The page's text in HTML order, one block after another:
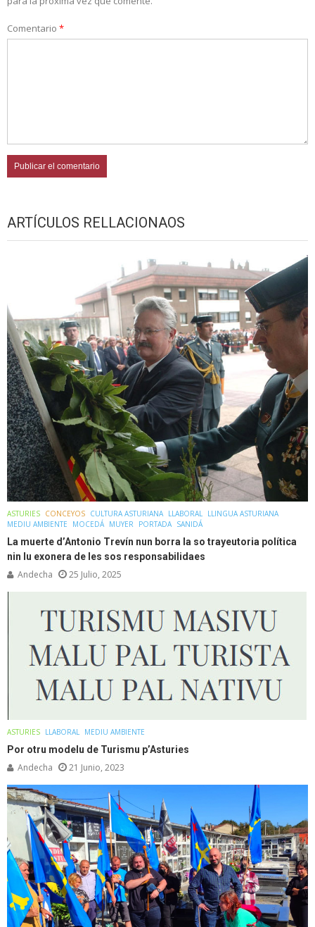
Comentario *
ARTÍCULOS RELLACIONAOS
ASTURIES CONCEYOS CULTURA ASTURIANA LLABORAL
LLINGUA ASTURIANA
MEDIU AMBIENTE
MOCEDÁ MUYER PORTADA SANIDÁ
La muerte d’Antonio Trevín nun borra la so trayeutoria política
nin lu exonera de les sos responsabilidaes
Andecha 25 Julio, 2025
ASTURIES LLABORAL MEDIU AMBIENTE
Por otru modelu de Turismu p’Asturies
Andecha 21 Junio, 2023